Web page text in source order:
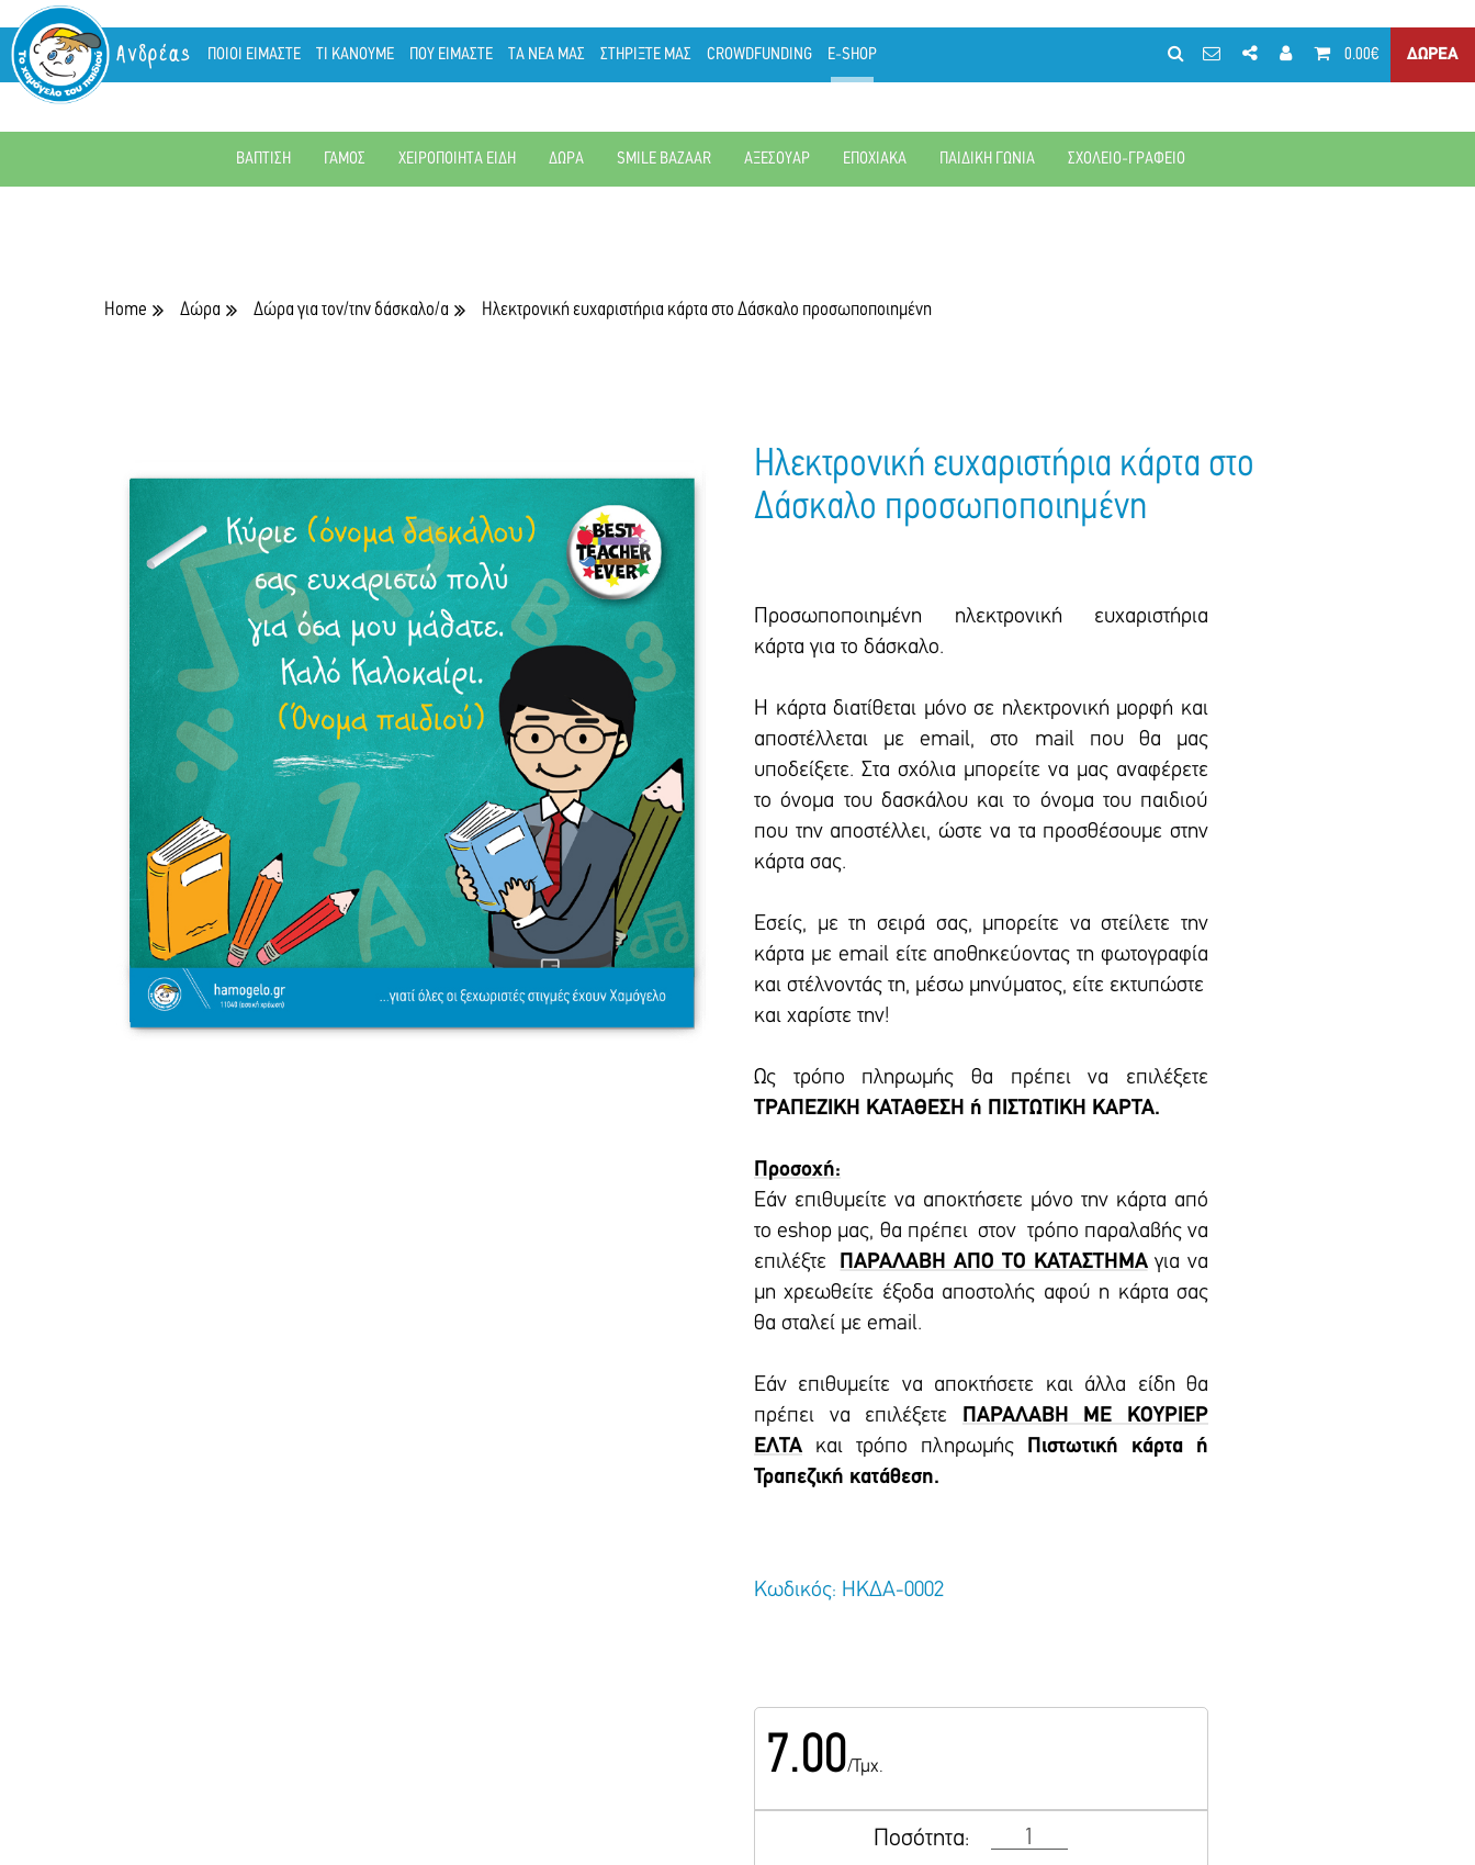
Ανδρέας ΠΟΙΟΙ ΕΙΜΑΣΤΕ ΤΙ ΚΑΝΟΥΜΕ ΠΟΥ ΕΙΜΑΣΤΕ ΤΑ ΝΕΑ ΜΑΣ ΣΤΗΡΙΞΤΕ ΜΑΣ CROWDFUNDING E-SHOP 0.00€ ΔΩΡΕΑ
ΒΑΠΤΙΣΗ ΓΑΜΟΣ ΧΕΙΡΟΠΟΙΗΤΑ ΕΙΔΗ ΔΩΡΑ SMILE BAZAAR ΑΞΕΣΟΥΑΡ ΕΠΟΧΙΑΚΑ ΠΑΙΔΙΚΗ ΓΩΝΙΑ ΣΧΟΛΕΙΟ-ΓΡΑΦΕΙΟ
Home Δώρα Δώρα για τον/την δάσκαλο/α Ηλεκτρονική ευχαριστήρια κάρτα στο Δάσκαλο προσωποποιημένη
Ηλεκτρονική ευχαριστήρια κάρτα στο
Δάσκαλο προσωποποιημένη
Προσωποποιημένη ηλεκτρονική ευχαριστήρια
κάρτα για το δάσκαλο.
Η κάρτα διατίθεται μόνο σε ηλεκτρονική μορφή και
αποστέλλεται με email, στο mail που θα μας
υποδείξετε. Στα σχόλια μπορείτε να μας αναφέρετε
το όνομα του δασκάλου και το όνομα του παιδιού
που την αποστέλλει, ώστε να τα προσθέσουμε στην
κάρτα σας.
Εσείς, με τη σειρά σας, μπορείτε να στείλετε την
κάρτα με email είτε αποθηκεύοντας τη φωτογραφία
και στέλνοντάς τη, μέσω μηνύματος, είτε εκτυπώστε
και χαρίστε την!
Ως τρόπο πληρωμής θα πρέπει να επιλέξετε
ΤΡΑΠΕΖΙΚΗ ΚΑΤΑΘΕΣΗ ή ΠΙΣΤΩΤΙΚΗ ΚΑΡΤΑ.
Προσοχή:
Εάν επιθυμείτε να αποκτήσετε μόνο την κάρτα από
το eshop μας, θα πρέπει στον τρόπο παραλαβής να
επιλέξτε ΠΑΡΑΛΑΒΗ ΑΠΟ ΤΟ ΚΑΤΑΣΤΗΜΑγια να
μη χρεωθείτε έξοδα αποστολής αφού η κάρτα σας
θα σταλεί με email.
Εάν επιθυμείτε να αποκτήσετε και άλλα είδη θα
πρέπει να επιλέξετε ΠΑΡΑΛΑΒΗ ΜΕ ΚΟΥΡΙΕΡ
ΕΛΤΑ και τρόπο πληρωμής Πιστωτική κάρτα ή
Τραπεζική κατάθεση.
Κωδικός: ΗΚΔΑ-0002
7.00/Τμχ.
Ποσότητα: